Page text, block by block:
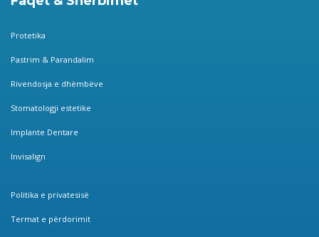
Protetika
Pastrim & Parandalim
Rivendosja e dhëmbëve
Stomatologji estetike
Implante Dentare
Invisalign
Politika e privatesisë
Termat e përdorimit